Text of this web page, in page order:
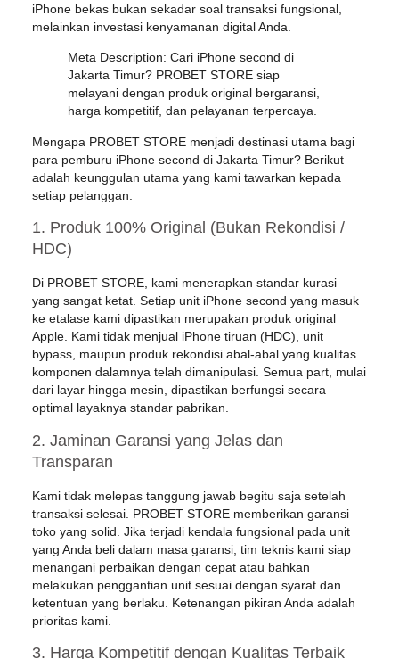
iPhone bekas bukan sekadar soal transaksi fungsional,
melainkan investasi kenyamanan digital Anda.
Meta Description: Cari iPhone second di
Jakarta Timur? PROBET STORE siap
melayani dengan produk original bergaransi,
harga kompetitif, dan pelayanan terpercaya.
Mengapa PROBET STORE menjadi destinasi utama bagi
para pemburu iPhone second di Jakarta Timur? Berikut
adalah keunggulan utama yang kami tawarkan kepada
setiap pelanggan:
1. Produk 100% Original (Bukan Rekondisi /
HDC)
Di PROBET STORE, kami menerapkan standar kurasi
yang sangat ketat. Setiap unit iPhone second yang masuk
ke etalase kami dipastikan merupakan produk original
Apple. Kami tidak menjual iPhone tiruan (HDC), unit
bypass, maupun produk rekondisi abal-abal yang kualitas
komponen dalamnya telah dimanipulasi. Semua part, mulai
dari layar hingga mesin, dipastikan berfungsi secara
optimal layaknya standar pabrikan.
2. Jaminan Garansi yang Jelas dan
Transparan
Kami tidak melepas tanggung jawab begitu saja setelah
transaksi selesai. PROBET STORE memberikan garansi
toko yang solid . Jika terjadi kendala fungsional pada unit
yang Anda beli dalam masa garansi, tim teknis kami siap
menangani perbaikan dengan cepat atau bahkan
melakukan penggantian unit sesuai dengan syarat dan
ketentuan yang berlaku. Ketenangan pikiran Anda adalah
prioritas kami.
3. Harga Kompetitif dengan Kualitas Terbaik